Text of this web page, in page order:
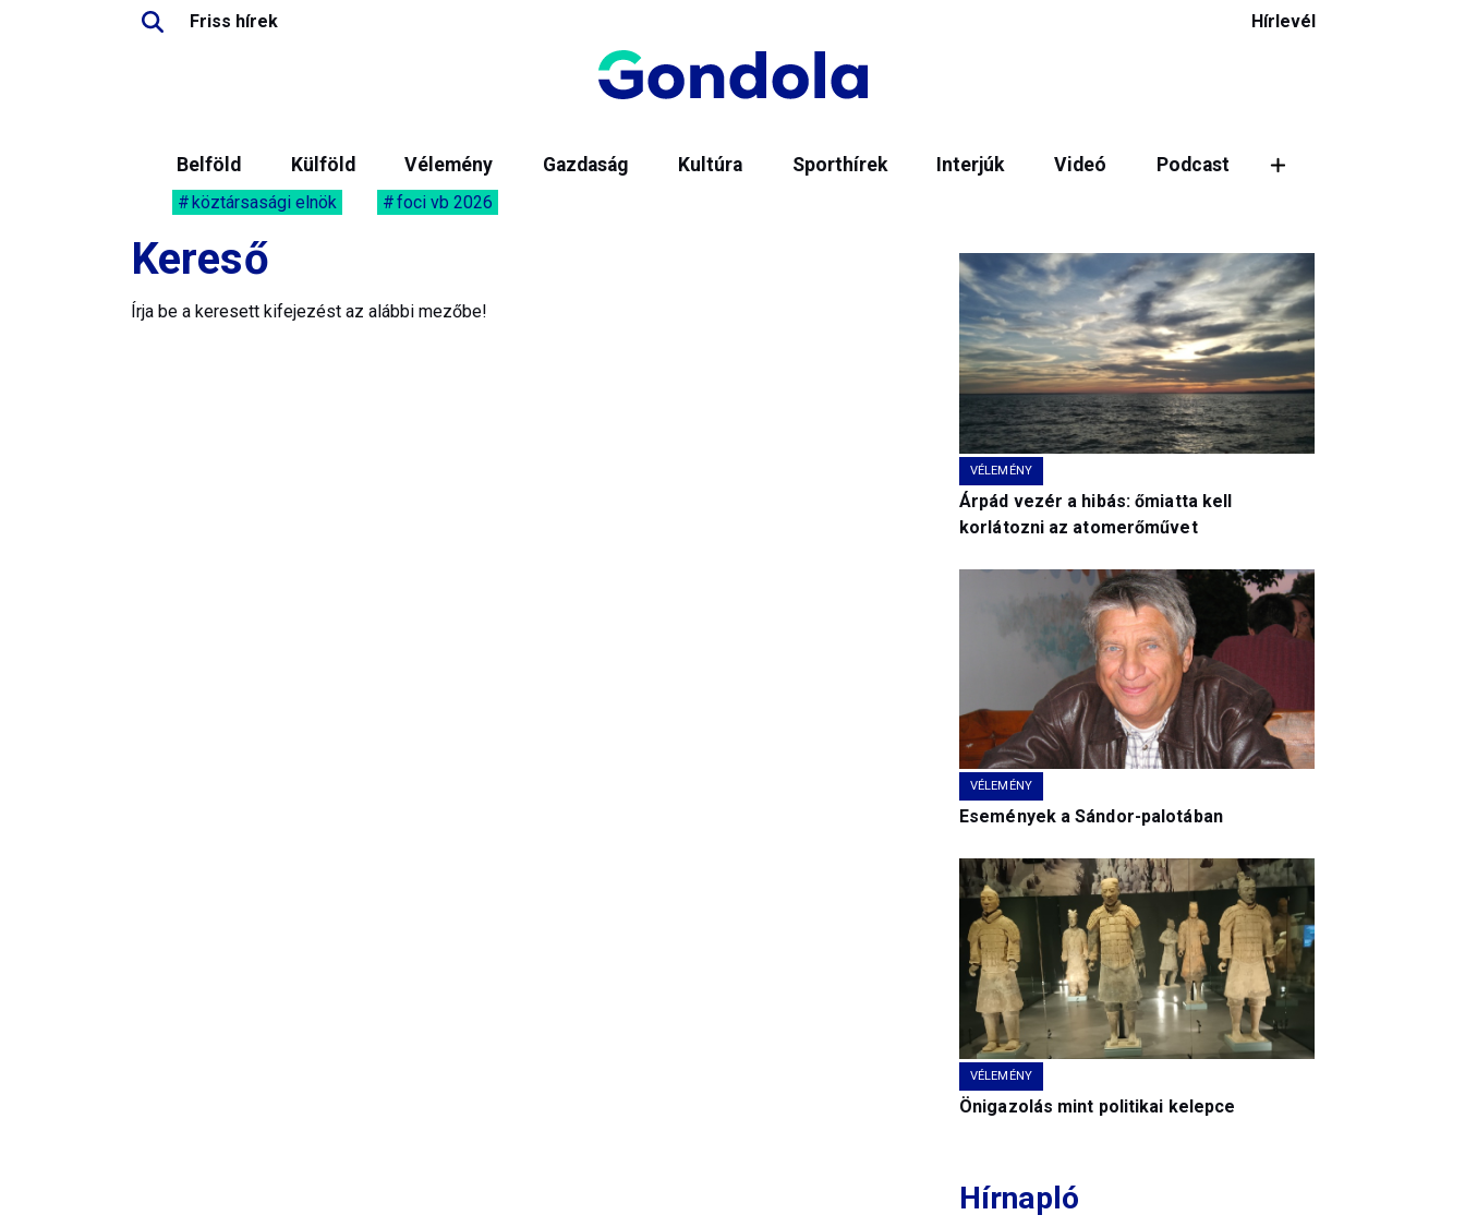
Friss hírek Hírlevél
Belföld Külföld Vélemény Gazdaság Kultúra Sporthírek Interjúk Videó Podcast
köztársasági elnök foci vb 2026
Kereső
Írja be a keresett kifejezést az alábbi mezőbe!
VÉLEMÉNY
Árpád vezér a hibás: őmiatta kell
korlátozni az atomerőművet
VÉLEMÉNY
Események a Sándor-palotában
VÉLEMÉNY
Önigazolás mint politikai kelepce
Hírnapló